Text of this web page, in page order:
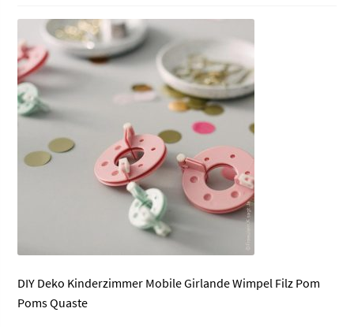
DIY Deko Kinderzimmer Mobile Girlande Wimpel Filz Pom
Poms Quaste